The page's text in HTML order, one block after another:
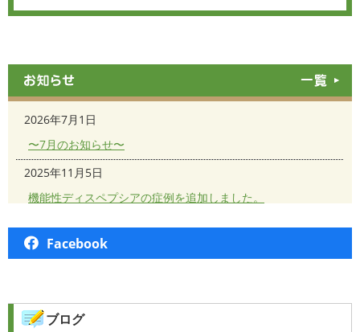
2026年7月1日
〜7月のお知らせ〜
2025年11月5日
機能性ディスペプシアの症例を追加しました。
2025年11月1日
〜11月のお知らせ〜
機能性ディスペプシアの症例を追加しました。
Facebook
ブログ